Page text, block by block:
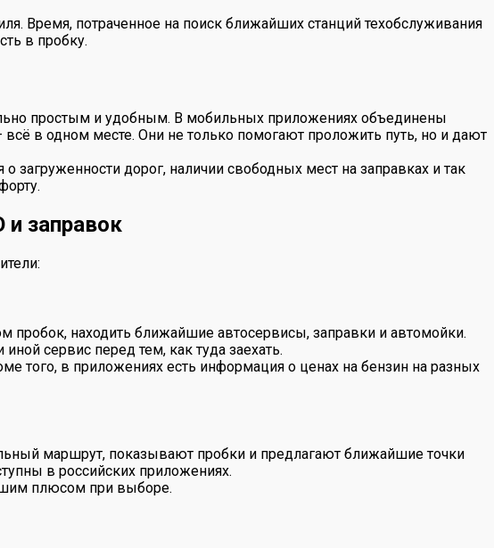
Время, потраченное на поиск ближайших станций техобслуживания
в пробку.
простым и удобным. В мобильных приложениях объединены
в одном месте. Они не только помогают проложить путь, но и дают
загруженности дорог, наличии свободных мест на заправках и так
заправок
находить ближайшие автосервисы, заправки и автомойки.
сервис перед тем, как туда заехать.
в приложениях есть информация о ценах на бензин на разных
маршрут, показывают пробки и предлагают ближайшие точки
в российских приложениях.
плюсом при выборе.